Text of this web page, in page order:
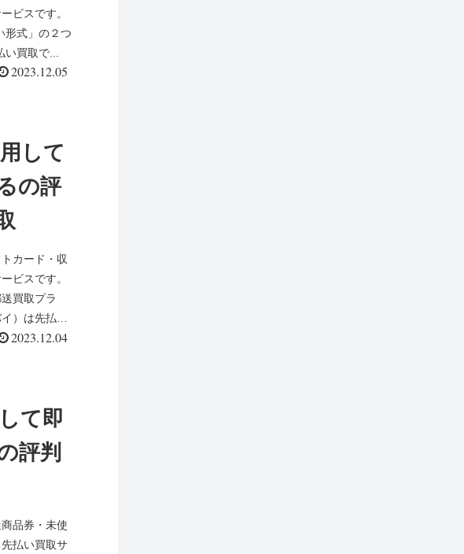
ビスです。
形式」の２つ
買取で...
2023.12.05
して
の評
カード・収
ビスです。
買取プラ
）は先払い
2023.12.04
て即
評判
品券・未使
払い買取サ